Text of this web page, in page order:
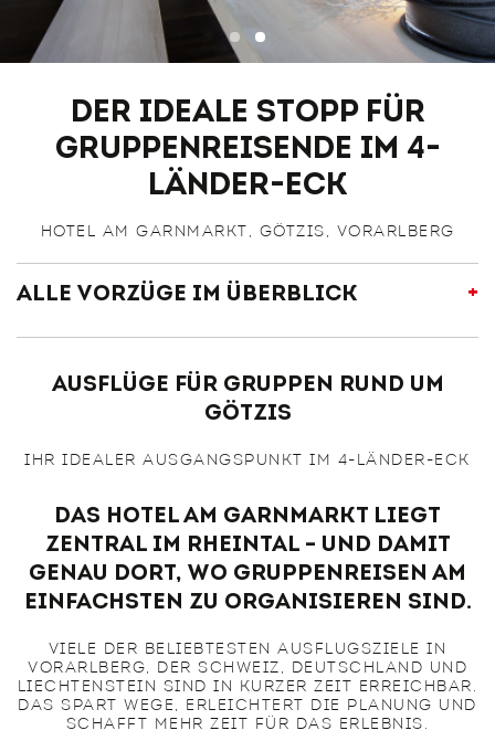
Der ideale Stopp für
Gruppenreisende im 4-
Länder-Eck
HOTEL AM GARNMARKT, GÖTZIS, VORARLBERG
Alle Vorzüge im Überblick
Autobahn und Region
Busfreundliche Infrastruktur mit kostenfreiem
entfernt.
möglich
Reibungslose Abläufe und flexible An- und Abreise
durch 24-h Concierge-Service
Vielseitige Restaurants direkt am Garnmarkt in
Attraktive Ausflugsziele in Vorarlberg, der Schweiz,
Liechtenstein und Süddeutschland
Persönliche Betreuung und individuelle
Empfehlungen für Gruppenprogramme
Ausflüge für Gruppen rund um
Götzis
IHR IDEALER AUSGANGSPUNKT IM 4-LÄNDER-ECK
Das Hotel am Garnmarkt liegt
zentral im Rheintal – und damit
genau dort, wo Gruppenreisen am
einfachsten zu organisieren sind.
VIELE DER BELIEBTESTEN AUSFLUGSZIELE IN
VORARLBERG, DER SCHWEIZ, DEUTSCHLAND UND
LIECHTENSTEIN SIND IN KURZER ZEIT ERREICHBAR.
DAS SPART WEGE, ERLEICHTERT DIE PLANUNG UND
SCHAFFT MEHR ZEIT FÜR DAS ERLEBNIS.